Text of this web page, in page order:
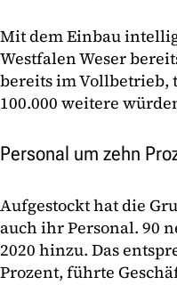
Mit dem Einbau
Westfalen Weser
bereits im Vollbetrieb,
100.000 weitere
Personal um zehn
Aufgestockt hat die
auch ihr Personal. 90
2020 hinzu. Das
Prozent, führte